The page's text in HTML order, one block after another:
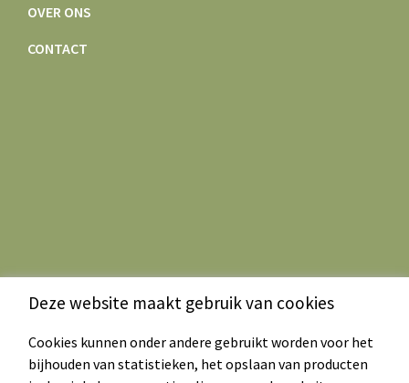
OVER ONS
CONTACT
Deze website maakt gebruik van cookies
Cookies kunnen onder andere gebruikt worden voor het
bijhouden van statistieken, het opslaan van producten